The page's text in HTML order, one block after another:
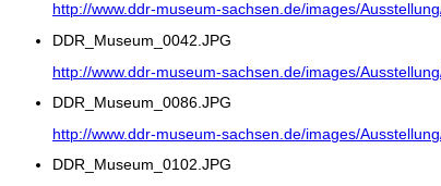
http://www.ddr-museum-sachsen.de/images/
DDR_Museum_0042.JPG
http://www.ddr-museum-sachsen.de/images/
DDR_Museum_0086.JPG
http://www.ddr-museum-sachsen.de/images/
DDR_Museum_0102.JPG